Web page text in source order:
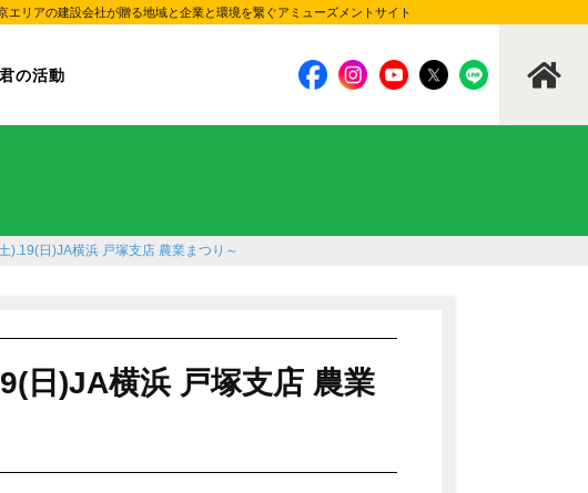
リアの建設会社が贈る地域と企業と環境を繋ぐアミューズメントサイト
の活動
日)JA横浜 戸塚支店 農業まつり～
日)JA横浜 戸塚支店 農業